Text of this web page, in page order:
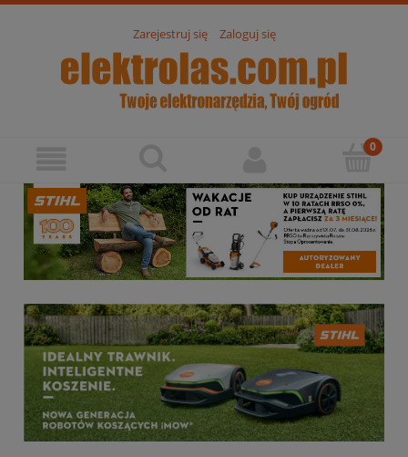
Zarejestruj się Zaloguj się